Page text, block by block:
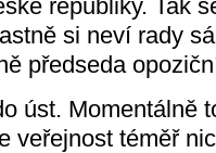
republiky. Tak
si neví rady
předseda
úst. Momentálně
veřejnost téměř